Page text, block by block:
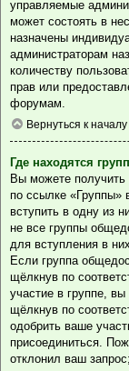
управляемые
может состоять в
назначены
администраторам
количеству
прав или
форумам.
Вернуться к началу
Где находятся
Вы можете
по ссылке «Группы»
вступить в одну из
не все группы
для вступления в
Если группа
щёлкнув по
участие в группе,
щёлкнув по
одобрить ваше
присоединиться.
отклонил ваш